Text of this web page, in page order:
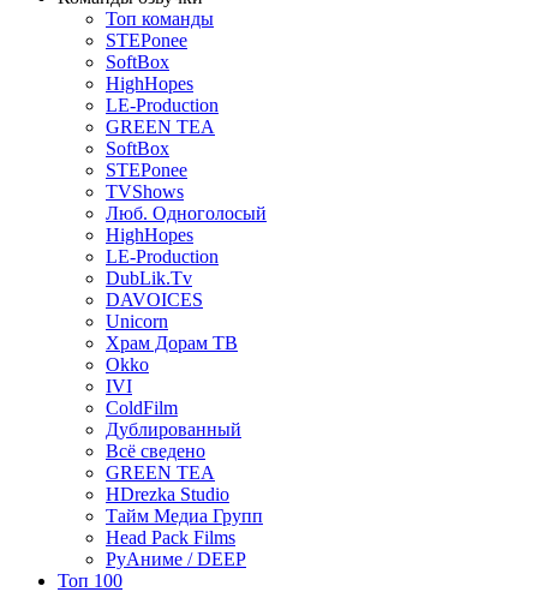
Топ команды
STEPonee
SoftBox
HighHopes
LE-Production
GREEN TEA
SoftBox
STEPonee
TVShows
Люб. Одноголосый
HighHopes
LE-Production
DubLik.Tv
DAVOICES
Unicorn
Храм Дорам ТВ
Okko
IVI
ColdFilm
Дублированный
Всё сведено
GREEN TEA
HDrezka Studio
Тайм Медиа Групп
Head Pack Films
РуАниме / DEEP
Топ 100